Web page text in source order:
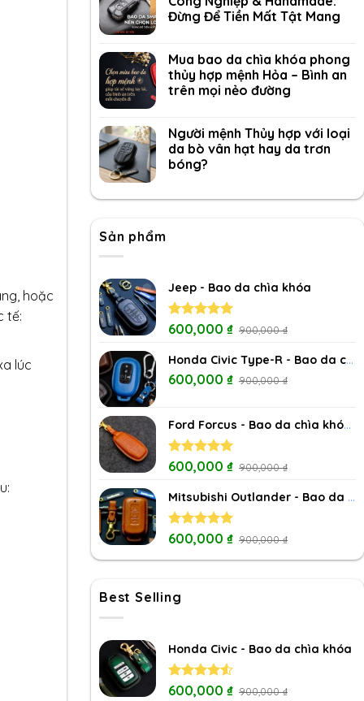
hoặc
tế:
lúc
Đừng Để Tiền Mất Tật Mang
Mua bao da chìa khóa phong
thủy hợp mệnh Hỏa – Bình an
trên mọi nẻo đường
Người mệnh Thủy hợp với loại
da bò vân hạt hay da trơn
bóng?
Sản phẩm
Jeep - Bao da chìa khóa
Rated5.00
out of 5
600,000 ₫ 900,000₫
Honda Civic Type-R - Bao da chìa khóa
600,000 ₫ 900,000₫
Ford Forcus - Bao da chìa khóa (5 nút bấm)
Rated5.00
out of 5
600,000 ₫ 900,000₫
Mitsubishi Outlander - Bao da chìa khóa
Rated5.00
out of 5
600,000 ₫ 900,000₫
Best Selling
Honda Civic - Bao da chìa khóa
Rated
600,000 ₫ 900,000₫